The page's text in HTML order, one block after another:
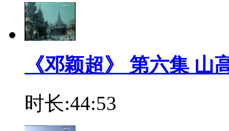
《邓颖超》 第六集 山
时长:44:53